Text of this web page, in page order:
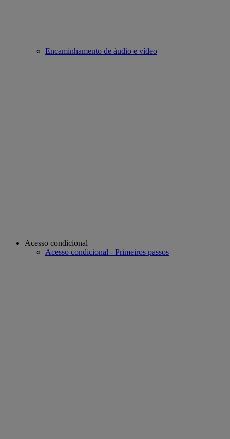
Encaminhamento de áudio e vídeo
Acesso condicional
Acesso condicional - Primeiros passos